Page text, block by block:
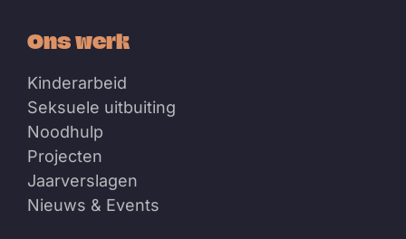
Ons werk
Kinderarbeid
Seksuele uitbuiting
Noodhulp
Projecten
Jaarverslagen
Nieuws & Events